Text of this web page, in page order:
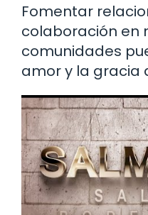
Fomentar
colaboración en
comunidades
amor y la gracia